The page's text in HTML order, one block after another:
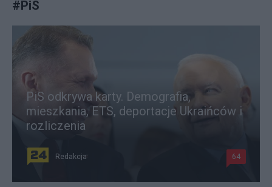
#PiS
PiS odkrywa karty. Demografia,
mieszkania, ETS, deportacje Ukraińców i
rozliczenia
Redakcja 64